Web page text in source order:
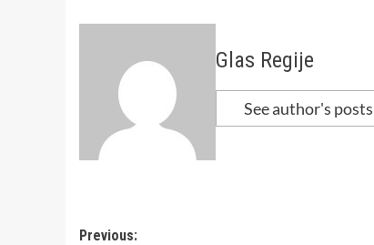
Glas Regije
See author's posts
Post
Previous: